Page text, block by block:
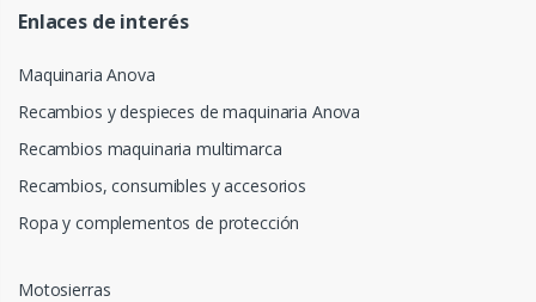
Enlaces de interés
Maquinaria Anova
Recambios y despieces de maquinaria Anova
Recambios maquinaria multimarca
Recambios, consumibles y accesorios
Ropa y complementos de protección
Motosierras